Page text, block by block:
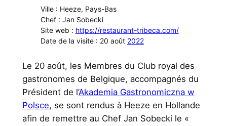
Ville : Heeze, Pays-Bas
Chef : Jan Sobecki
Site web : https://restaurant-tribeca.com/
Date de la visite : 20 août 2022
Le 20 août, les Membres du Club royal des
gastronomes de Belgique, accompagnés du
Président de l’Akademia Gastronomiczna w
Polsce, se sont rendus à Heeze en Hollande
afin de remettre au Chef Jan Sobecki le «